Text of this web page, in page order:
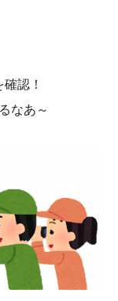
確認！
なあ～